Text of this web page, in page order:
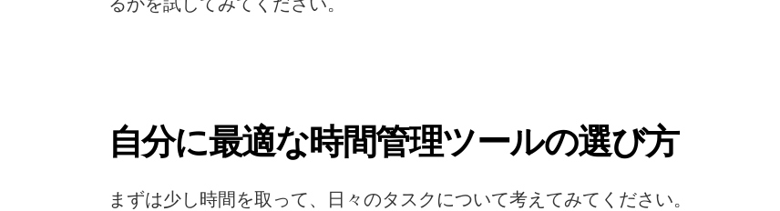
自分に最適な時間管理ツールの選び方
まずは少し時間を取って、日々のタスクについて考えてみてください。